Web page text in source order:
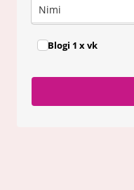
Blogi 1 x vk